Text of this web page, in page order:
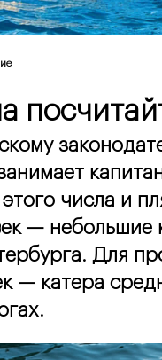
числа и
— небольшие
Для
— катера